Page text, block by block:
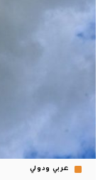
عربي ودولي